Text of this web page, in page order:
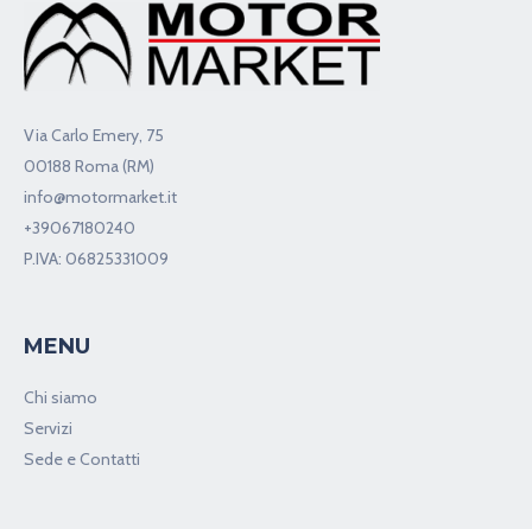
Via Carlo Emery, 75
00188 Roma (RM)
info@motormarket.it
+39067180240
P.IVA: 06825331009
MENU
Chi siamo
Servizi
Sede e Contatti